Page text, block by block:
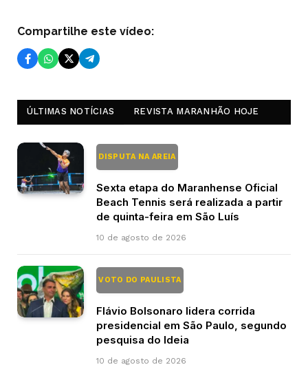
Compartilhe este vídeo:
ÚLTIMAS NOTÍCIAS REVISTA MARANHÃO HOJE
DISPUTA NA AREIA
Sexta etapa do Maranhense Oficial
Beach Tennis será realizada a partir
de quinta-feira em São Luís
10 de agosto de 2026
VOTO DO PAULISTA
Flávio Bolsonaro lidera corrida
presidencial em São Paulo, segundo
pesquisa do Ideia
10 de agosto de 2026